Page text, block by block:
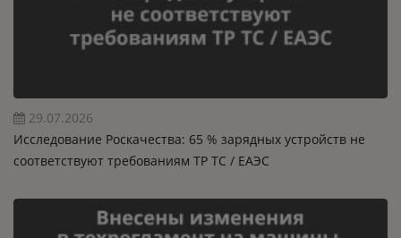
29.07.2026
Исследование Роскачества: 65 % зарядных устройств не
соответствуют требованиям ТР ТС / ЕАЭС